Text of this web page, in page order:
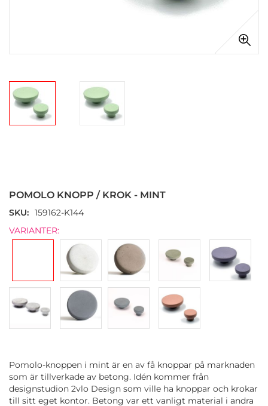
av
bildgalleriet
POMOLO KNOPP / KROK - MINT
SKU
159162-K144
VARIANTER:
Pomolo-knoppen i mint är en av få knoppar på marknaden
som är tillverkade av betong. Idén kommer från
designstudion 2vlo Design som ville ha knoppar och krokar
till sitt eget kontor. Betong var ett vanligt material i andra